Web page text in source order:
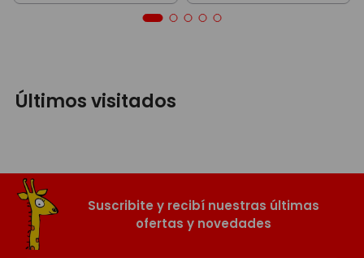
Últimos visitados
Suscribite y recibí nuestras últimas
ofertas y novedades